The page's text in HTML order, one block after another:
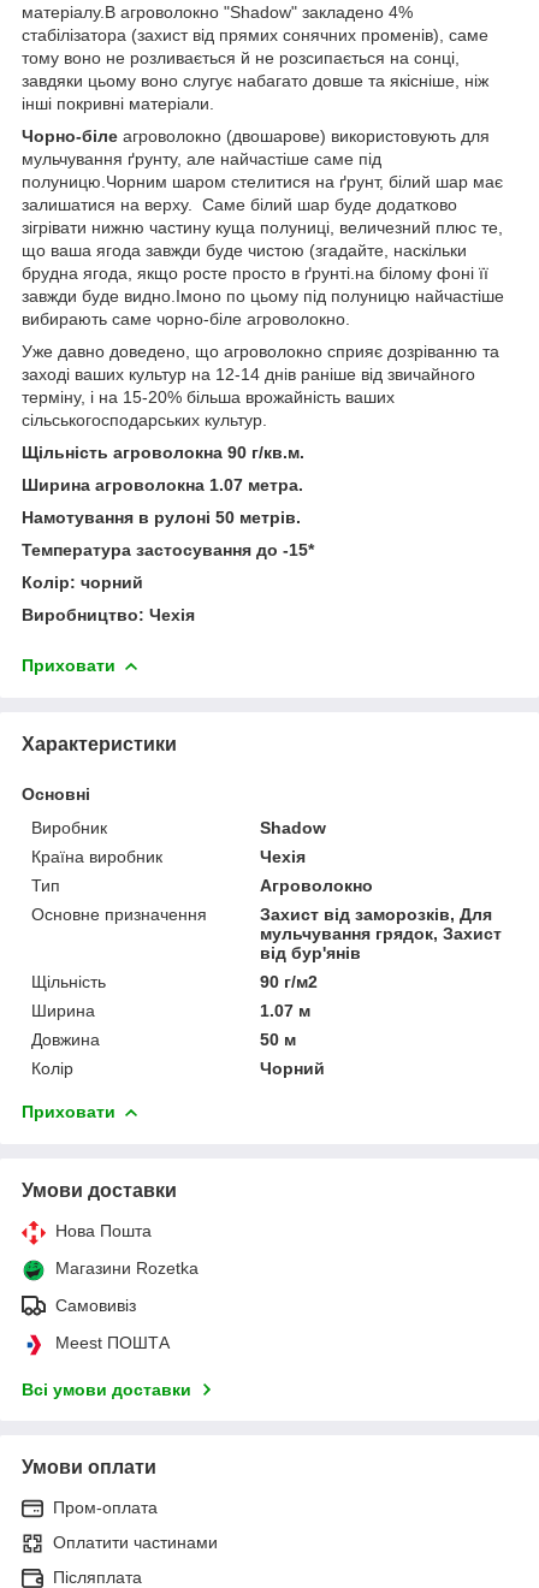
матеріалу.В агроволокно "Shadow" закладено 4%
стабілізатора (захист від прямих сонячних променів), саме
тому воно не розливається й не розсипається на сонці,
завдяки цьому воно слугує набагато довше та якісніше, ніж
інші покривні матеріали.
Чорно-біле агроволокно (двошарове) використовують для
мульчування ґрунту, але найчастіше саме під
полуницю.Чорним шаром стелитися на ґрунт, білий шар має
залишатися на верху. Саме білий шар буде додатково
зігрівати нижню частину куща полуниці, величезний плюс те,
що ваша ягода завжди буде чистою (згадайте, наскільки
брудна ягода, якщо росте просто в ґрунті.на білому фоні її
завжди буде видно.Імоно по цьому під полуницю найчастіше
вибирають саме чорно-біле агроволокно.
Уже давно доведено, що агроволокно сприяє дозріванню та
заході ваших культур на 12-14 днів раніше від звичайного
терміну, і на 15-20% більша врожайність ваших
сільськогосподарських культур.
Щільність агроволокна 90 г/кв.м.
Ширина агроволокна 1.07 метра.
Намотування в рулоні 50 метрів.
Температура застосування до -15*
Колір: чорний
Виробництво: Чехія
Приховати
Характеристики
Основні
Виробник
Shadow
Країна виробник
Чехія
Тип
Агроволокно
Основне призначення
Захист від заморозків, Для
мульчування грядок, Захист
від бур'янів
Щільність
90 г/м2
Ширина
1.07 м
Довжина
50 м
Колір
Чорний
Приховати
Умови доставки
Нова Пошта
Магазини Rozetka
Самовивіз
Meest ПОШТА
Всі умови доставки
Умови оплати
Пром-оплата
Оплатити частинами
Післяплата